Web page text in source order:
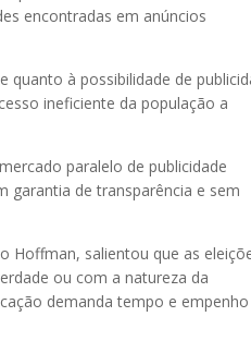
encontradas em anúncios
quanto à possibilidade de
ineficiente da população a
paralelo de publicidade
garantia de transparência e sem
Hoffman, salientou que as
ou com a natureza da
demanda tempo e empenho